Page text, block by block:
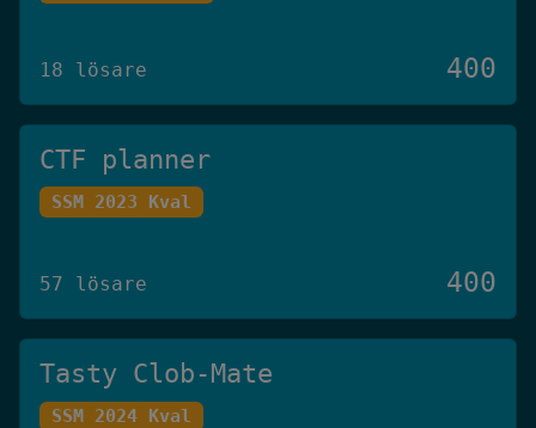
18 lösare 400
CTF planner
SSM 2023 Kval
57 lösare 400
Tasty Clob-Mate
SSM 2024 Kval